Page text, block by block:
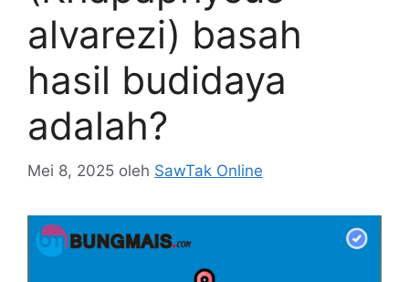
alvarezi) basah
hasil budidaya
adalah?
Mei 8, 2025 oleh SawTak Online